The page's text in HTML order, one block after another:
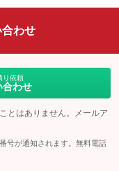
なし
レール
なし
なし
わせ
り依頼
合わせ
とはありません。メールア
号が通知されます。無料電話